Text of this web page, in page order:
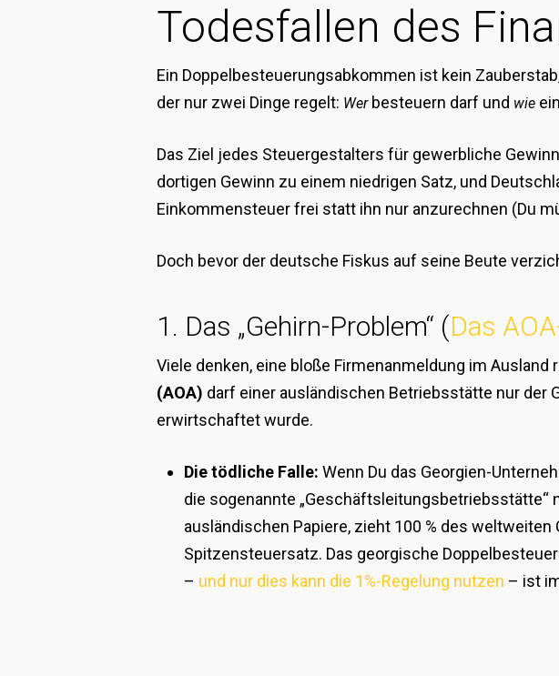
Todesfallen des
Ein Doppelbesteuerungsabkommen ist kein
der nur zwei Dinge regelt: Werbesteuern darf und wie
Das Ziel jedes Steuergestalters für gewerbliche
dortigen Gewinn zu einem niedrigen Satz, und
Einkommensteuer frei statt ihn nur anzurechnen (Du
Doch bevor der deutsche Fiskus auf seine Beute
1. Das „Gehirn-Problem“ (Das
Viele denken, eine bloße Firmenanmeldung im
(AOA) darf einer ausländischen Betriebsstätte nur der
erwirtschaftet wurde.
Die tödliche Falle: Wenn Du das Georgien-
die sogenannte „Geschäftsleitungsbetriebsstätte“
ausländischen Papiere, zieht 100 % des
Spitzensteuersatz. Das georgische
– und nur dies kann die 1%-Regelung nutzen – ist